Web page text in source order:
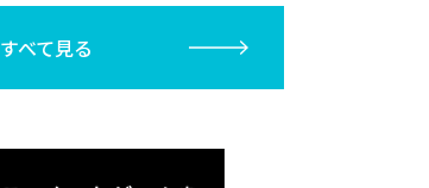
すべて見る